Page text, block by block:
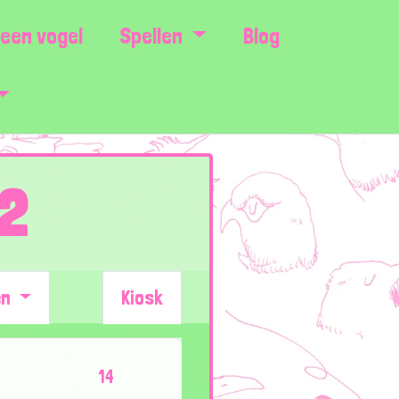
vogel Spellen Blog
Kiosk
14